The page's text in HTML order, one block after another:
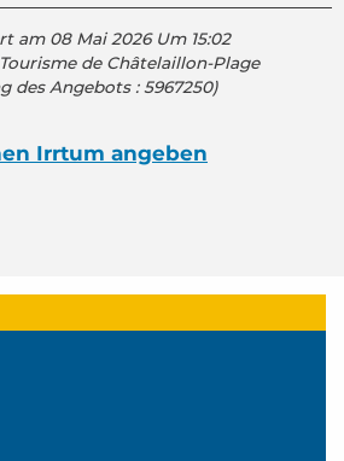
am 08 Mai 2026 Um 15:02
de Châtelaillon-Plage
des Angebots :5967250)
Irrtum angeben